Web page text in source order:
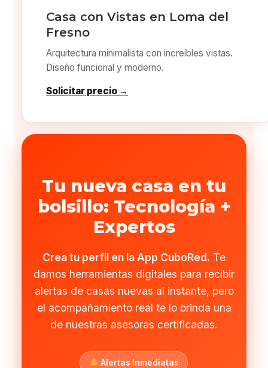
Casa con Vistas en Loma del
Fresno
Arquitectura minimalista con increíbles vistas.
Diseño funcional y moderno.
Solicitar precio →
Tu nueva casa en tu
bolsillo: Tecnología +
Expertos
Crea tu perfil en la App CuboRed. Te
damos herramientas digitales para recibir
alertas de casas nuevas al instante, pero
el acompañamiento real te lo brinda una
de nuestras asesoras certificadas.
Alertas Inmediatas